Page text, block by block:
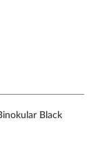
Black